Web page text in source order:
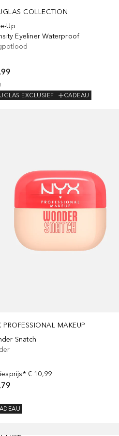
COLLECTION
Up
Eyeliner Waterproof
EXCLUSIEF
CADEAU
PROFESSIONAL MAKEUP
Snatch
€ 10,99
+5 Gesponsord